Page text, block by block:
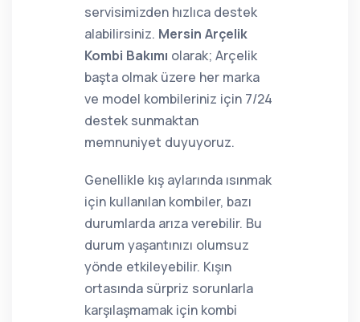
servisimizden hızlıca destek
alabilirsiniz. Mersin Arçelik
Kombi Bakımı olarak; Arçelik
başta olmak üzere her marka
ve model kombileriniz için 7/24
destek sunmaktan
memnuniyet duyuyoruz.
Genellikle kış aylarında ısınmak
için kullanılan kombiler, bazı
durumlarda arıza verebilir. Bu
durum yaşantınızı olumsuz
yönde etkileyebilir. Kışın
ortasında sürpriz sorunlarla
karşılaşmamak için kombi